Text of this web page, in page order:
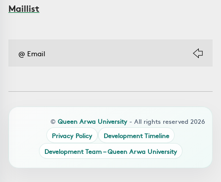
Maillist
© Queen Arwa University - All rights reserved 2026
Privacy Policy
Development Timeline
Development Team – Queen Arwa University